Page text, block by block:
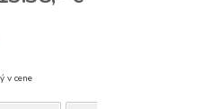
v cene